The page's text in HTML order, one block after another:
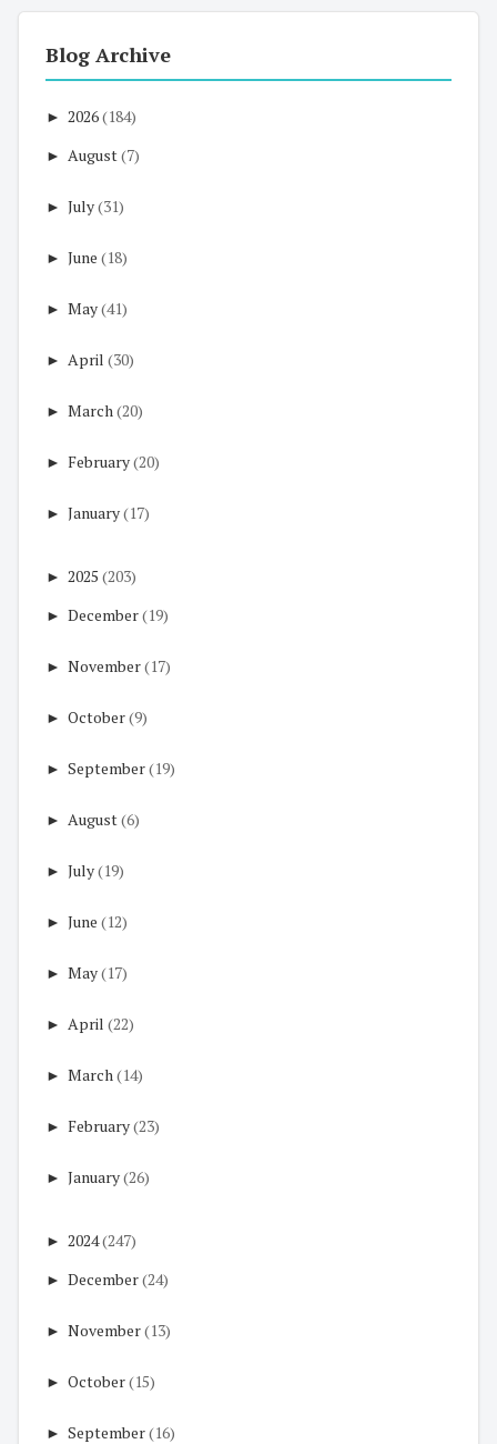
Blog Archive
► 2026(184)
► August(7)
► July(31)
► June (18)
► May(41)
► April (30)
► March(20)
► February(20)
► January(17)
► 2025 (203)
► December(19)
► November(17)
► October(9)
► September(19)
► August(6)
► July(19)
► June (12)
► May(17)
► April (22)
► March(14)
► February(23)
► January(26)
► 2024(247)
► December(24)
► November(13)
► October(15)
► September(16)